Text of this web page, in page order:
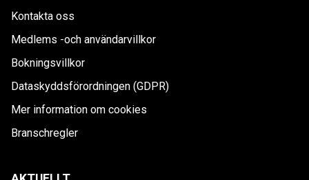
Kontakta oss
Medlems -och användarvillkor
Bokningsvillkor
Dataskyddsförordningen (GDPR)
Mer information om cookies
Branschregler